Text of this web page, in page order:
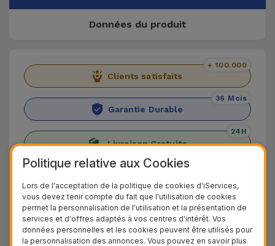
Données du produit
Clients satisfaits
+ 100.000
Garantie Durable
36 Mois
Livraison Gratuite
24H
Découvrez le Coque iPad en Cuir
Découvrez l'étui en cuir pour iPad, l'alliance
parfaite entre durabilité, fonctionnalité et
protection élégante. Fabriqué en cuir de haute
Politique relative aux Cookies
Lors de l'acceptation de la politique de cookies d'iServices,
vous devez tenir compte du fait que l'utilisation de cookies
permet la personnalisation de l'utilisation et la présentation de
services et d'offres adaptés à vos centres d'intérêt. Vos
données personnelles et les cookies peuvent être utilisés pour
la personnalisation des annonces. Vous pouvez en savoir plus